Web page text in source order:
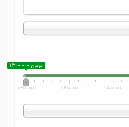
1 300 000 تومان
1 300 000 1 400 000 1 500 000